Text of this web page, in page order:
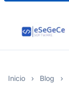
Inicio › Blog ›